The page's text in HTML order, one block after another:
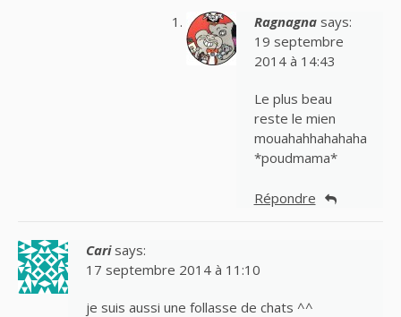
Ragnagna says:
19 septembre
2014 à 14:43
Le plus beau
reste le mien
mouahahhahahaha
*poudmama*
Répondre
Cari says:
17 septembre 2014 à 11:10
je suis aussi une follasse de chats ^^